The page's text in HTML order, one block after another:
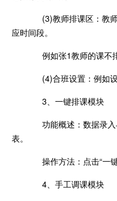
(3)教师排课区：教师
应时间段。
例如张1教师的课不排
(4)合班设置：例如设
3、一键排课模块
功能概述：数据录入
表。
操作方法：点击“一键
4、手工调课模块